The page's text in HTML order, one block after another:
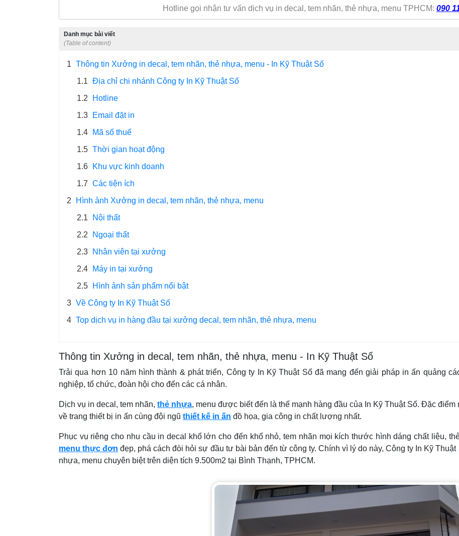
Hotline gọi nhận tư vấn dịch vụ in decal, tem nhãn, thẻ nhựa, menu TPHCM: 090
Danh mục bài viết
(Table of content)
1 Thông tin Xưởng in decal, tem nhãn, thẻ nhựa, menu - In Kỹ Thuật Số
1.1 Địa chỉ chi nhánh Công ty In Kỹ Thuật Số
1.2
Hotline
1.3
Email đặt in
1.4
Mã số thuế
1.5 Thời gian hoạt động
1.6
Khu vực kinh doanh
1.7 Các tiện ích
2
Hình ảnh Xưởng in decal, tem nhãn, thẻ nhựa, menu
2.1
Nội thất
2.2
Ngoại thất
2.3
Nhân viên tại xưởng
2.4
Máy in tại xưởng
2.5
Hình ảnh sản phẩm nổi bật
3 Về Công ty In Kỹ Thuật Số
4 Top dịch vụ in hàng đầu tại xưởng decal, tem nhãn, thẻ nhựa, menu
Thông tin Xưởng in decal, tem nhãn, thẻ nhựa, menu - In Kỹ Thuật Số
Trải qua hơn 10 năm hình thành & phát triển, Công ty In Kỹ Thuật Số đã mang đến giải pháp in ấn quảng
nghiệp, tổ chức, đoàn hội cho đến các cá nhân.
Dịch vụ in decal, tem nhãn, thẻ nhựa, menu được biết đến là thế mạnh hàng đầu của In Kỹ Thuật Số. Đặc
về trang thiết bị in ấn cùng đội ngũ thiết kế in ấn đồ họa, gia công in chất lượng nhất.
Phục vụ riêng cho nhu cầu in decal khổ lớn cho đến khổ nhỏ, tem nhãn mọi kích thước hình dáng chất liệu,
menu thực đơn đẹp, phá cách đòi hỏi sự đầu tư bài bản đến từ công ty. Chính vì lý do này, Công ty In Kỹ
nhựa, menu chuyên biệt trên diện tích 9.500m2 tại Bình Thạnh, TPHCM.